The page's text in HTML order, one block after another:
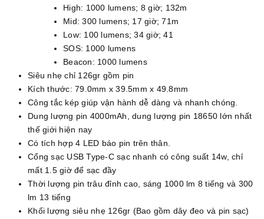
High: 1000 lumens; 8 giờ; 132m
Mid: 300 lumens; 17 giờ; 71m
Low: 100 lumens; 34 giờ; 41
SOS: 1000 lumens
Beacon: 1000 lumens
Siêu nhẹ chỉ 126gr gồm pin
Kích thước: 79.0mm x 39.5mm x 49.8mm
Công tắc kép giúp vận hành dễ dàng và nhanh chóng.
Dung lượng pin 4000mAh, dung lượng pin 18650 lớn nhất
thế giới hiện nay
Có tích hợp 4 LED báo pin trên thân.
Cổng sạc USB Type-C sạc nhanh có công suất 14w, chỉ
mất 1.5 giờ để sạc đầy
Thời lượng pin trâu đỉnh cao, sáng 1000 lm 8 tiếng và 300
lm 13 tiếng
Khối lượng siêu nhẹ 126gr (Bao gồm dây đeo và pin sạc)